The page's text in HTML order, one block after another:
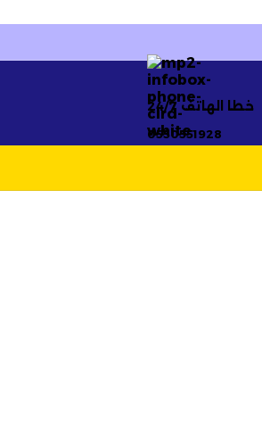
خطا الهاتف 24/7
0550551928